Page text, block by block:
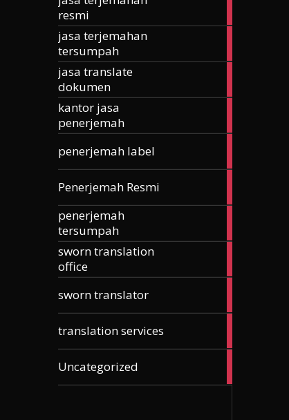
resmi
jasa terjemahan
tersumpah
jasa translate
dokumen
kantor jasa
penerjemah
penerjemah label
Penerjemah Resmi
penerjemah
tersumpah
sworn translation
office
sworn translator
translation services
Uncategorized